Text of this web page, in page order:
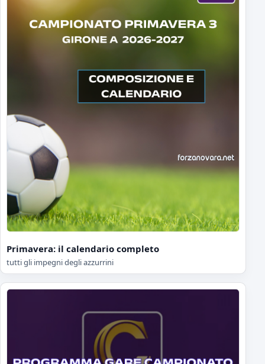
Primavera: il calendario completo
tutti gli impegni degli azzurrini